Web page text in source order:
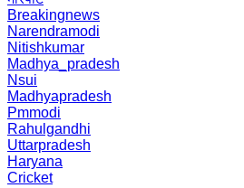
Breakingnews
Narendramodi
Nitishkumar
Madhya_pradesh
Nsui
Madhyapradesh
Pmmodi
Rahulgandhi
Uttarpradesh
Haryana
Cricket